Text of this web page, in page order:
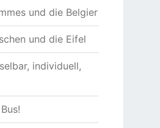
und die Belgier
und die Eifel
individuell,